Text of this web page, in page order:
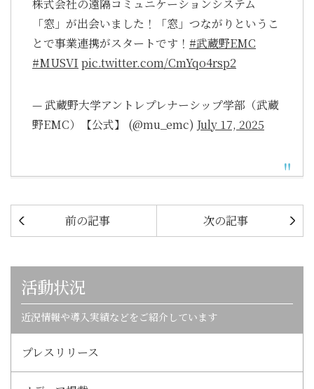
株式会社の遠隔コミュニケーションシステム
「窓」が出会いました！「窓」つながりというこ
とで事業連携がスタートです！ #武蔵野EMC
#MUSVI pic.twitter.com/CmYqo4rsp2
— 武蔵野大学アントレプレナーシップ学部（武蔵
野EMC）【公式】 (@mu_emc) July 17, 2025
前の記事 次の記事
活動状況
近況情報や導入実績などをご紹介しています
プレスリリース